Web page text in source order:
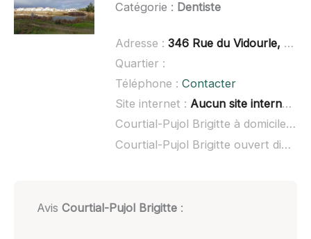
Catégorie : Dentiste
Adresse : 346 Rue du Vidourle, 30220 Aigues-Mortes
Quartier :
Téléphone : Contacter
Site internet : Aucun site internet connu
Courtial-Pujol Brigitte à domicile :
Courtial-Pujol Brigitte ouvert dimanche :
Avis Courtial-Pujol Brigitte: